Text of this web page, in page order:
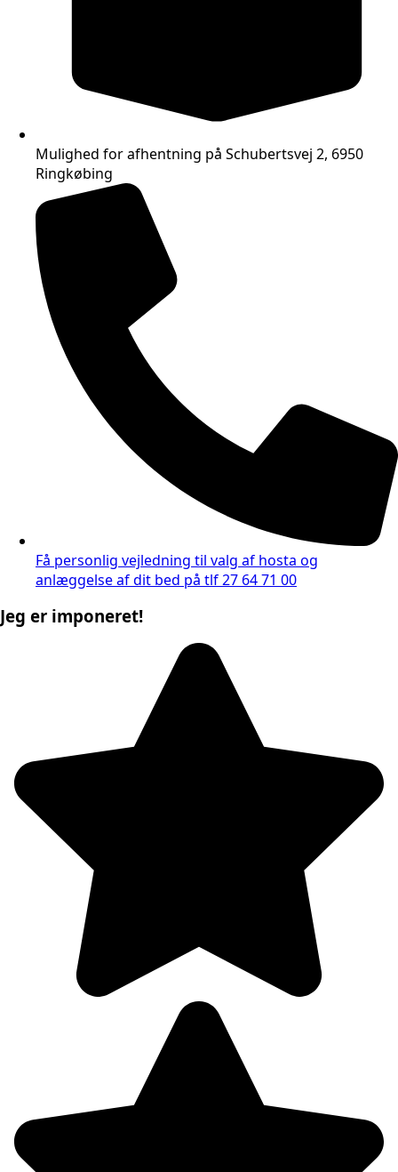
Mulighed for afhentning på Schubertsvej 2, 6950
Ringkøbing
Få personlig vejledning til valg af hosta og
anlæggelse af dit bed på tlf 27 64 71 00
Jeg er imponeret!